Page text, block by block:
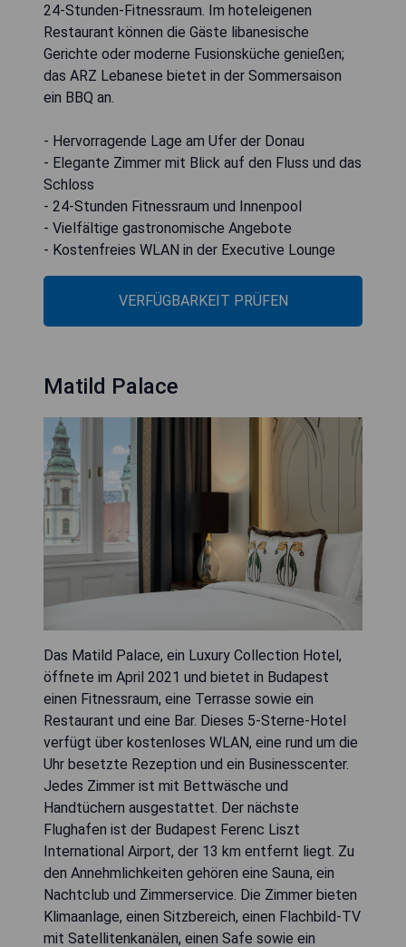
24-Stunden-Fitnessraum. Im hoteleigenen
Restaurant können die Gäste libanesische
Gerichte oder moderne Fusionsküche genießen;
das ARZ Lebanese bietet in der Sommersaison
ein BBQ an.
- Hervorragende Lage am Ufer der Donau
- Elegante Zimmer mit Blick auf den Fluss und das
Schloss
- 24-Stunden Fitnessraum und Innenpool
- Vielfältige gastronomische Angebote
- Kostenfreies WLAN in der Executive Lounge
VERFÜGBARKEIT PRÜFEN
Matild Palace
Das Matild Palace, ein Luxury Collection Hotel,
öffnete im April 2021 und bietet in Budapest
einen Fitnessraum, eine Terrasse sowie ein
Restaurant und eine Bar. Dieses 5-Sterne-Hotel
verfügt über kostenloses WLAN, eine rund um die
Uhr besetzte Rezeption und ein Businesscenter.
Jedes Zimmer ist mit Bettwäsche und
Handtüchern ausgestattet. Der nächste
Flughafen ist der Budapest Ferenc Liszt
International Airport, der 13 km entfernt liegt. Zu
den Annehmlichkeiten gehören eine Sauna, ein
Nachtclub und Zimmerservice. Die Zimmer bieten
Klimaanlage, einen Sitzbereich, einen Flachbild-TV
mit Satellitenkanälen, einen Safe sowie ein